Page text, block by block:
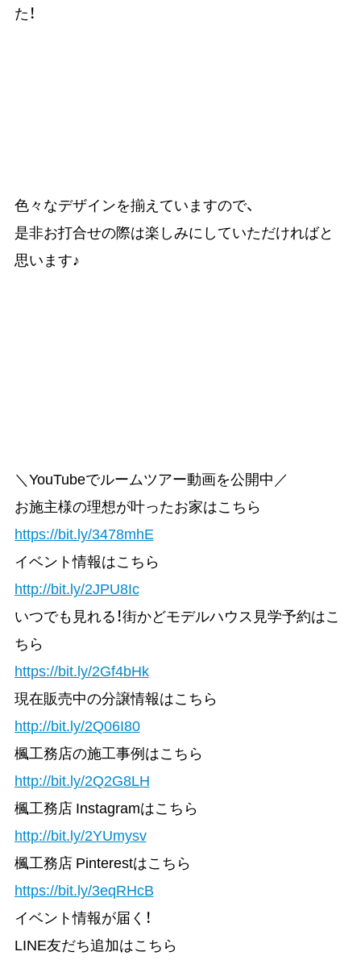
た！
色々なデザインを揃えていますので、
是非お打合せの際は楽しみにしていただければと
思います♪
＼YouTubeでルームツアー動画を公開中／
お施主様の理想が叶ったお家はこちら
https://bit.ly/3478mhE
イベント情報はこちら
http://bit.ly/2JPU8Ic
いつでも見れる！街かどモデルハウス見学予約はこ
ちら
https://bit.ly/2Gf4bHk
現在販売中の分譲情報はこちら
http://bit.ly/2Q06I80
楓工務店の施工事例はこちら
http://bit.ly/2Q2G8LH
楓工務店 Instagramはこちら
http://bit.ly/2YUmysv
楓工務店 Pinterestはこちら
https://bit.ly/3eqRHcB
イベント情報が届く！
LINE友だち追加はこちら